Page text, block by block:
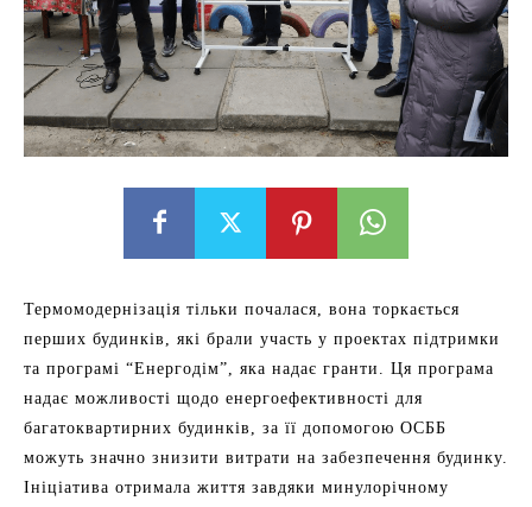
Термомодернізація тільки почалася, вона торкається
перших будинків, які брали участь у проектах підтримки
та програмі “Енергодім”, яка надає гранти. Ця програма
надає можливості щодо енергоефективності для
багатоквартирних будинків, за її допомогою ОСББ
можуть значно знизити витрати на забезпечення будинку.
Ініціатива отримала життя завдяки минулорічному